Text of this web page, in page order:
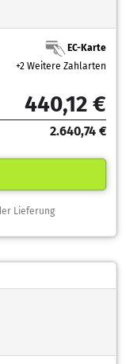
EC-Karte
+2 Weitere Zahlarten
440,12 €
2.640,74 €
Lieferung